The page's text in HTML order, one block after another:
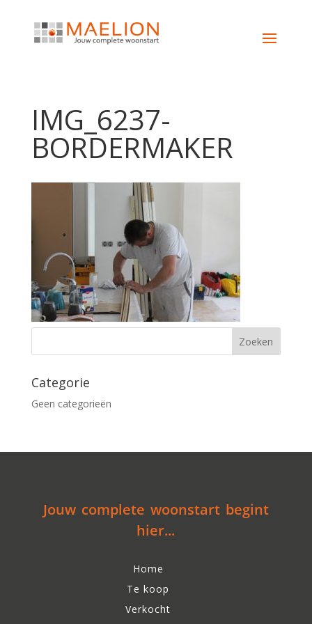
IMG_6237-
BORDERMAKER
Categorie
Geen categorieën
Jouw complete woonstart begint
hier...
Home
Te koop
Verkocht